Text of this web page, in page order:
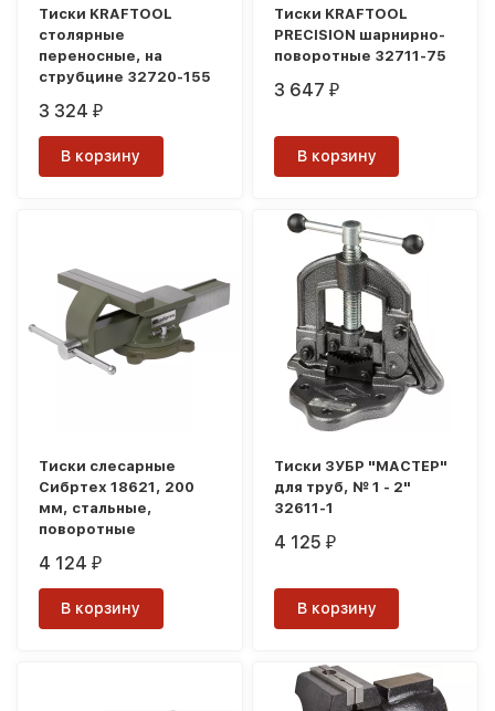
Тиски KRAFTOOL
столярные
переносные, на
струбцине 32720-155
3 324₽
В корзину
Тиски KRAFTOOL
PRECISION шарнирно-
поворотные 32711-75
3 647₽
В корзину
Тиски слесарные
Сибртех 18621, 200
мм, стальные,
поворотные
4 124₽
В корзину
Тиски ЗУБР "МАСТЕР"
для труб, № 1 - 2"
32611-1
4 125₽
В корзину